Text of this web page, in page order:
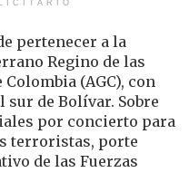
pertenecer a la
Regino de las
(AGC), con
de Bolívar. Sobre
por concierto para
terroristas, porte
de las Fuerzas